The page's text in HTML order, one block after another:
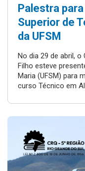
Palestra
Superior de
da UFSM
No dia 29 de abril,
Filho esteve
Maria (UFSM) para
curso Técnico em